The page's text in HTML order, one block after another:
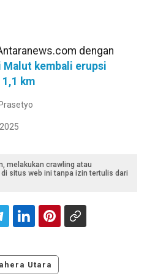
dengan
Malut kembali erupsi
km
melakukan crawling atau
situs web ini tanpa izin tertulis dari
Utara